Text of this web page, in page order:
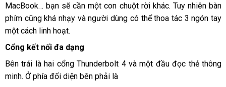
MacBook… bạn sẽ cần một con chuột rời khác. Tuy nhiên bàn
phím cũng khá nhạy và người dùng có thể thoa tác 3 ngón tay
một cách linh hoạt.
Cổng kết nối đa dạng
Bên trái là hai cổng Thunderbolt 4 và một đầu đọc thẻ thông
minh. Ở phía đối diện bên phải là